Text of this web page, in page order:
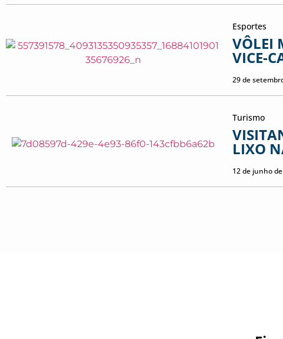
Esportes
VÔLEI
VICE-
29 de
Turismo
LIXO
12 de junho